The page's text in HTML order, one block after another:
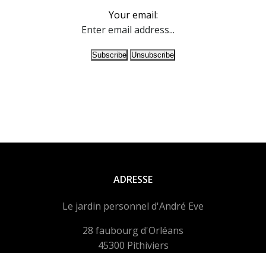
Your email:
ADRESSE
Le jardin personnel d'André Eve
28 faubourg d'Orléans
45300 Pithiviers